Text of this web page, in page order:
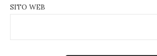
SITO WEB